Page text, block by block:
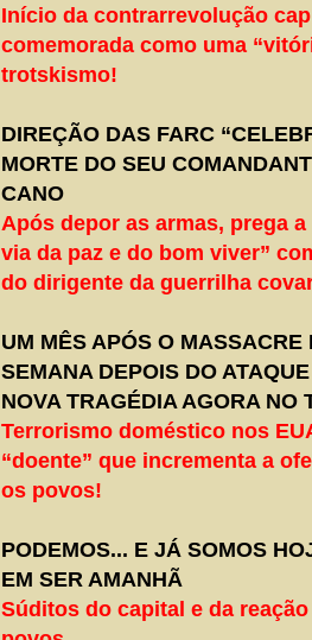
Início da contrarrevolução
comemorada como uma
trotskismo!
DIREÇÃO DAS FARC
MORTE DO SEU
CANO
Após depor as armas, prega
via da paz e do bom viver”
do dirigente da guerrilha
UM MÊS APÓS O
SEMANA DEPOIS DO
NOVA TRAGÉDIA AGORA NO
Terrorismo doméstico nos
“doente” que incrementa a
os povos!
PODEMOS... E JÁ SOMOS
EM SER AMANHÃ
Súditos do capital e da